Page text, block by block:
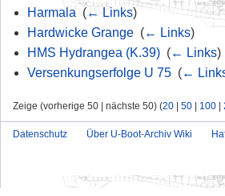
Harmala (← Links)
Hardwicke Grange‎ (← Links)
HMS Hydrangea (K.39)‎ (← Links)
Versenkungserfolge U 75‎ (←
Zeige (vorherige 50 | nächste 50) (20 | 50 | 100 |
Datenschutz Über U-Boot-Archiv Wiki